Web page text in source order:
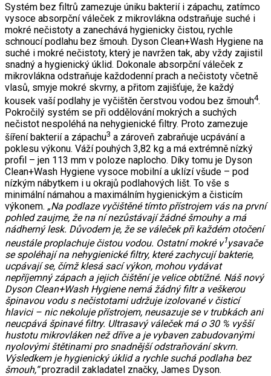
Systém bez filtrů zamezuje úniku bakterií i zápachu, zatímco
vysoce absorpční váleček z mikrovlákna odstraňuje suché i
mokré nečistoty a zanechává hygienicky čistou, rychle
schnoucí podlahu bez šmouh. Dyson Clean+Wash Hygiene na
suché i mokré nečistoty, který je navržen tak, aby vždy zajistil
snadný a hygienický úklid. Dokonale absorpční váleček z
mikrovlákna odstraňuje každodenní prach a nečistoty včetně
vlasů, smyje mokré skvrny, a přitom zajišťuje, že každý
kousek vaší podlahy je vyčištěn čerstvou vodou bez šmouh4.
Pokročilý systém se při oddělování mokrých a suchých
nečistot nespoléhá na nehygienické filtry. Proto zamezuje
šíření bakterií a zápachu3 a zároveň zabraňuje ucpávání a
poklesu výkonu. Váží pouhých 3,82 kg a má extrémně nízký
profil – jen 113 mm v poloze naplocho. Díky tomu je Dyson
Clean+Wash Hygiene vysoce mobilní a uklízí všude – pod
nízkým nábytkem i u okrajů podlahových lišt. To vše s
minimální námahou a maximálním hygienickým a čisticím
výkonem. „Na podlaze vyčištěné tímto přístrojem vás na první
pohled zaujme, že na ní nezůstávají žádné šmouhy a má
nádherný lesk. Důvodem je, že se váleček při každém otočení
neustále proplachuje čistou vodou. Ostatní mokré v1ysavače
se spoléhají na nehygienické filtry, které zachycují bakterie,
ucpávají se, čímž klesá sací výkon, mohou vydávat
nepříjemný zápach a jejich čištění je velice obtížné. Náš nový
Dyson Clean+Wash Hygiene nemá žádný filtr a veškerou
špinavou vodu s nečistotami udržuje izolované v čisticí
hlavici – nic nekoluje přístrojem, neusazuje se v trubkách ani
neucpává špinavé filtry. Ultrasavý váleček má o 30 % vyšší
hustotu mikrovláken než dříve a je vybaven zabudovanými
nyolovými štětinami pro snadnější odstraňování skvrn.
Výsledkem je hygienický úklid a rychle suchá podlaha bez
šmouh,“prozradil zakladatel značky, James Dyson.